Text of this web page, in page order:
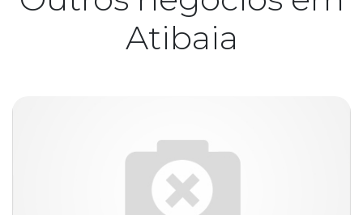
Atibaia